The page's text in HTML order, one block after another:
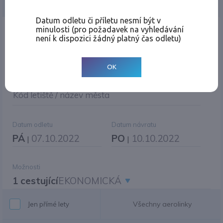
Místo odletu
Kód letiště / název města
Datum odletu
PÁ | 07.10.2022
Datum návratu
PO | 10.10.2022
Možnosti
1 cestujícíEKONOMICKÁ
Jen přímé lety Všechny aerolinky
Datum odletu či příletu nesmí být v
minulosti (pro požadavek na vyhledávání
není k dispozici žádný platný čas odletu)
OK